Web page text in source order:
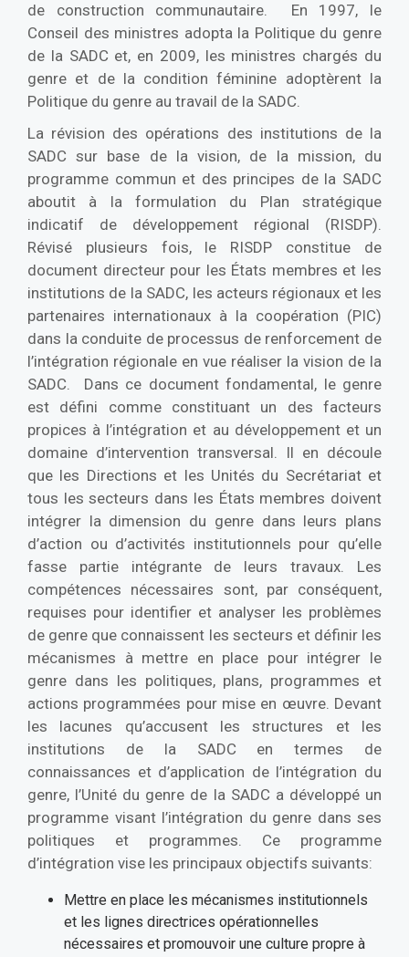
de construction communautaire. En 1997, le
Conseil des ministres adopta la Politique du genre
de la SADC et, en 2009, les ministres chargés du
genre et de la condition féminine adoptèrent la
Politique du genre au travail de la SADC.
La révision des opérations des institutions de la
SADC sur base de la vision, de la mission, du
programme commun et des principes de la SADC
aboutit à la formulation du Plan stratégique
indicatif de développement régional (RISDP).
Révisé plusieurs fois, le RISDP constitue de
document directeur pour les États membres et les
institutions de la SADC, les acteurs régionaux et les
partenaires internationaux à la coopération (PIC)
dans la conduite de processus de renforcement de
l’intégration régionale en vue réaliser la vision de la
SADC. Dans ce document fondamental, le genre
est défini comme constituant un des facteurs
propices à l’intégration et au développement et un
domaine d’intervention transversal. Il en découle
que les Directions et les Unités du Secrétariat et
tous les secteurs dans les États membres doivent
intégrer la dimension du genre dans leurs plans
d’action ou d’activités institutionnels pour qu’elle
fasse partie intégrante de leurs travaux. Les
compétences nécessaires sont, par conséquent,
requises pour identifier et analyser les problèmes
de genre que connaissent les secteurs et définir les
mécanismes à mettre en place pour intégrer le
genre dans les politiques, plans, programmes et
actions programmées pour mise en œuvre. Devant
les lacunes qu’accusent les structures et les
institutions de la SADC en termes de
connaissances et d’application de l’intégration du
genre, l’Unité du genre de la SADC a développé un
programme visant l’intégration du genre dans ses
politiques et programmes. Ce programme
d’intégration vise les principaux objectifs suivants:
Mettre en place les mécanismes institutionnels
et les lignes directrices opérationnelles
nécessaires et promouvoir une culture propre à